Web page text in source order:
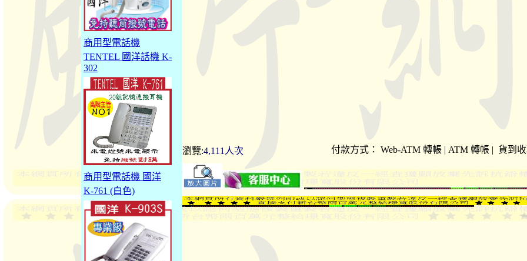
商用型電話機
TENTEL 國洋話機 K-
302
商用型電話機 國洋
K-761 (白色)
瀏覽:4,111人次 付款方式： Web-ATM 轉帳 | ATM 轉帳 | 貨到